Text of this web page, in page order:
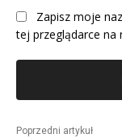
Zapisz moje
tej przeglądarce na
Poprzedni artykuł